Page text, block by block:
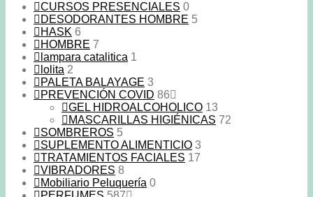
CURSOS PRESENCIALES 0
DESODORANTES HOMBRE 5
HASK 6
HOMBRE 7
lampara catalitica 1
lolita 2
PALETA BALAYAGE 3
PREVENCIÓN COVID 86
GEL HIDROALCOHOLICO 13
MASCARILLAS HIGIÉNICAS 72
SOMBREROS 5
SUPLEMENTO ALIMENTICIO 3
TRATAMIENTOS FACIALES 17
VIBRADORES 8
Mobiliario Peluquería 0